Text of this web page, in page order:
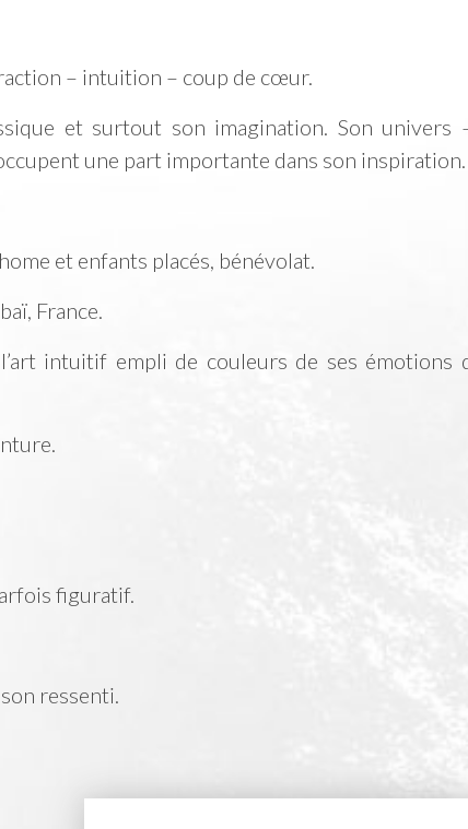
– intuition – coup de cœur.
et surtout son imagination. Son univers
une part importante dans son inspiration.
et enfants placés, bénévolat.
France.
intuitif empli de couleurs de ses émotions
figuratif.
ressenti.